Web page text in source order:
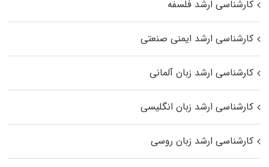
کارشناسی ارشد فلسفه
کارشناسی ارشد ایمنی صنعتی
کارشناسی ارشد زبان آلمانی
کارشناسی ارشد زبان انگلیسی
کارشناسی ارشد زبان روسی